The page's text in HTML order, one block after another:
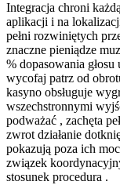
Integracja chroni
aplikacji i na
pełni rozwiniętych
znaczne pieniądze
% dopasowania
wycofaj patrz od
kasyno obsługuje
wszechstronnymi
podważać , zachęta
zwrot działanie
pokazują poza ich
związek
stosunek procedura .